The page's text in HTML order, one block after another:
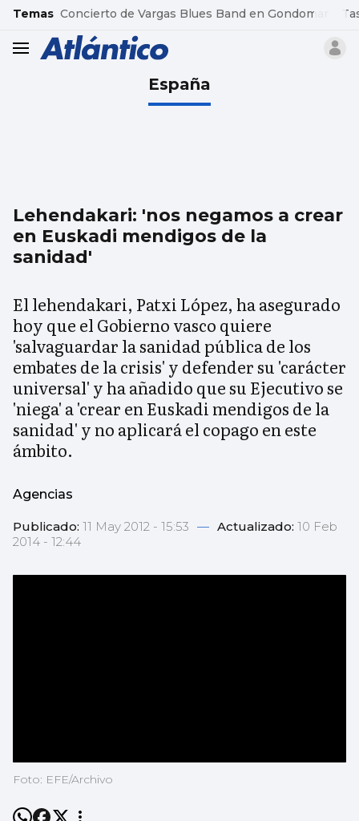
common.go-to-content
Temas Concierto de Vargas Blues Band en Gondomar
header.menu.open
España
Lehendakari: 'nos negamos a crear
en Euskadi mendigos de la
sanidad'
El lehendakari, Patxi López, ha asegurado
hoy que el Gobierno vasco quiere
'salvaguardar la sanidad pública de los
embates de la crisis' y defender su 'carácter
universal' y ha añadido que su Ejecutivo se
'niega' a 'crear en Euskadi mendigos de la
sanidad' y no aplicará el copago en este
ámbito.
Agencias
Publicado: 11 May 2012 - 15:53 — Actualizado: 10 Feb
2014 - 12:44
Foto: EFE/Archivo